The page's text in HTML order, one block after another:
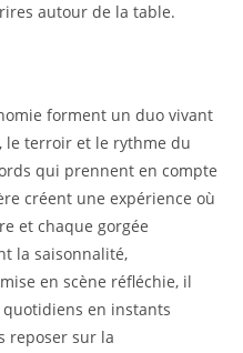
autour de la table.
forment un duo vivant
le terroir et le rythme du
qui prennent en compte
créent une expérience où
et chaque gorgée
la saisonnalité,
en scène réfléchie, il
quotidiens en instants
reposer sur la